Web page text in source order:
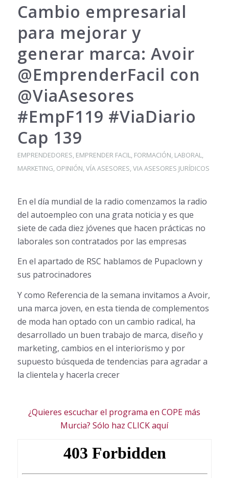
Cambio empresarial
para mejorar y
generar marca: Avoir
@EmprenderFacil con
@ViaAsesores
#EmpF119 #ViaDiario
Cap 139
EMPRENDEDORES, EMPRENDER FACIL, FORMACIÓN, LABORAL,
MARKETING, OPINIÓN,VÍA ASESORES,VIA ASESORES JURÍDICOS
En el día mundial de la radio comenzamos la radio
del autoempleo con una grata noticia y es que
siete de cada diez jóvenes que hacen prácticas no
laborales son contratados por las empresas
En el apartado de RSC hablamos de Pupaclown y
sus patrocinadores
Y como Referencia de la semana invitamos a Avoir,
una marca joven, en esta tienda de complementos
de moda han optado con un cambio radical, ha
desarrollado un buen trabajo de marca, diseño y
marketing, cambios en el interiorismo y por
supuesto búsqueda de tendencias para agradar a
la clientela y hacerla crecer
¿Quieres escuchar el programa en COPE más
Murcia? Sólo haz CLICK aquí